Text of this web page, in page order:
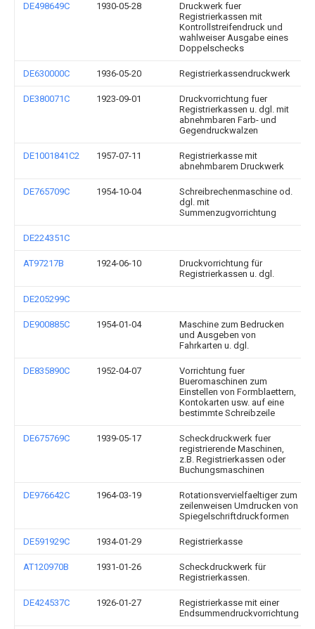
DE498649C 1930-05-28
Druckwerk fuer
Registrierkassen mit
Kontrollstreifendruck und
wahlweiser Ausgabe eines
Doppelschecks
DE630000C 1936-05-20 Registrierkassendruckwerk
DE380071C 1923-09-01
Druckvorrichtung fuer
Registrierkassen u. dgl. mit
abnehmbaren Farb- und
Gegendruckwalzen
DE1001841C2 1957-07-11
Registrierkasse mit
abnehmbarem Druckwerk
DE765709C 1954-10-04
Schreibrechenmaschine od.
dgl. mit
Summenzugvorrichtung
DE224351C
AT97217B 1924-06-10
Druckvorrichtung für
Registrierkassen u. dgl.
DE205299C
DE900885C 1954-01-04
Maschine zum Bedrucken
und Ausgeben von
Fahrkarten u. dgl.
DE835890C 1952-04-07
Vorrichtung fuer
Bueromaschinen zum
Einstellen von Formblaettern,
Kontokarten usw. auf eine
bestimmte Schreibzeile
DE675769C 1939-05-17
Scheckdruckwerk fuer
registrierende Maschinen,
z.B. Registrierkassen oder
Buchungsmaschinen
DE976642C 1964-03-19
Rotationsvervielfaeltiger zum
zeilenweisen Umdrucken von
Spiegelschriftdruckformen
DE591929C 1934-01-29 Registrierkasse
AT120970B 1931-01-26
Scheckdruckwerk für
Registrierkassen.
DE424537C 1926-01-27
Registrierkasse mit einer
Endsummendruckvorrichtung